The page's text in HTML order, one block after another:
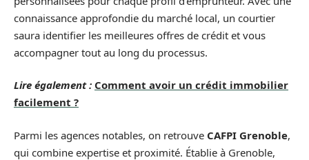
connaissance approfondie du marché local, un courtier
saura identifier les meilleures offres de crédit et vous
accompagner tout au long du processus.
Lire également : Comment avoir un crédit immobilier
facilement ?
Parmi les agences notables, on retrouve CAFPI Grenoble,
qui combine expertise et proximité. Établie à Grenoble,